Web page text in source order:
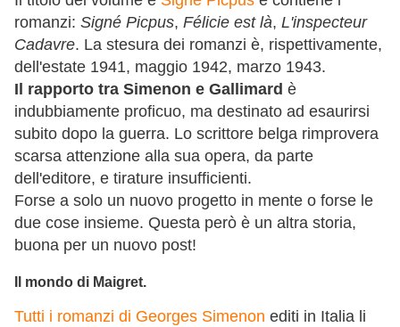
romanzi: Signé Picpus, Félicie est là, L'inspecteur
Cadavre. La stesura dei romanzi è, rispettivamente,
dell'estate 1941, maggio 1942, marzo 1943.
Il rapporto tra Simenon e Gallimard è
indubbiamente proficuo, ma destinato ad esaurirsi
subito dopo la guerra. Lo scrittore belga rimprovera
scarsa attenzione alla sua opera, da parte
dell'editore, e tirature insufficienti.
Forse a solo un nuovo progetto in mente o forse le
due cose insieme. Questa però è un altra storia,
buona per un nuovo post!
Il mondo di Maigret.
Tutti i romanzi di Georges Simenon editi in Italia li